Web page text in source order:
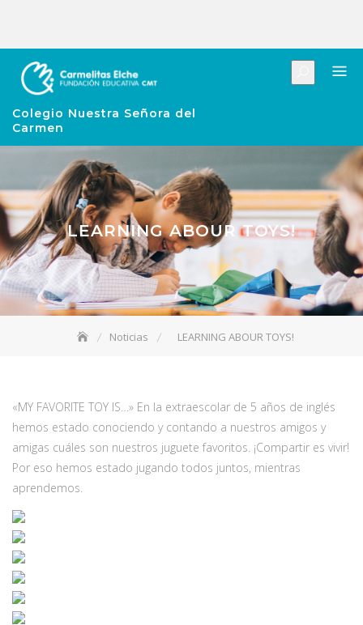
Colegio Nuestra Señora del
Carmen
LEARNING ABOUR TOYS!
Noticias LEARNING ABOUR TOYS!
«MY FAVORITE TOY IS…» En la extraescolar de 5 años de inglés
hemos estado conociendo y contando a nuestros amigos y
amigas cuáles son nuestros juguete favoritos. ¡Compartir es vivir!
Por eso hemos estado jugando todos juntos, mientras
aprendemos.